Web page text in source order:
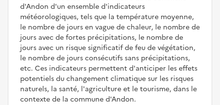
d'Andon d'un ensemble d'indicateurs
météorologiques, tels que la température moyenne,
le nombre de jours en vague de chaleur, le nombre de
jours avec de fortes précipitations, le nombre de
jours avec un risque significatif de feu de végétation,
le nombre de jours consécutifs sans précipitations,
etc. Ces indicateurs permettent d'anticiper les effets
potentiels du changement climatique sur les risques
naturels, la santé, l'agriculture et le tourisme, dans le
contexte de la commune d'Andon.